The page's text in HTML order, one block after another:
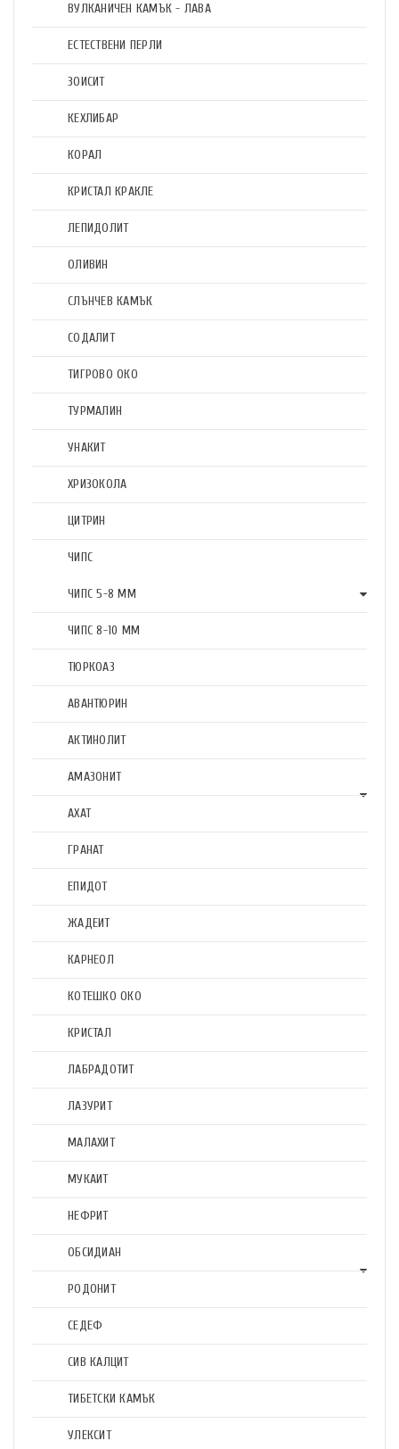
ВУЛКАНИЧЕН КАМЪК - ЛАВА
ЕСТЕСТВЕНИ ПЕРЛИ
ЗОИСИТ
КЕХЛИБАР
КОРАЛ
КРИСТАЛ КРАКЛЕ
ЛЕПИДОЛИТ
ОЛИВИН
СЛЪНЧЕВ КАМЪК
СОДАЛИТ
ТИГРОВО ОКО
ТУРМАЛИН
УНАКИТ
ХРИЗОКОЛА
ЦИТРИН
ЧИПС
ЧИПС 5-8 ММ
ЧИПС 8-10 ММ
ТЮРКОАЗ
АВАНТЮРИН
АКТИНОЛИТ
АМАЗОНИТ
АХАТ
ГРАНАТ
ЕПИДОТ
ЖАДЕИТ
КАРНЕОЛ
КОТЕШКО ОКО
КРИСТАЛ
ЛАБРАДОТИТ
ЛАЗУРИТ
МАЛАХИТ
МУКАИТ
НЕФРИТ
ОБСИДИАН
РОДОНИТ
СЕДЕФ
СИВ КАЛЦИТ
ТИБЕТСКИ КАМЪК
УЛЕКСИТ